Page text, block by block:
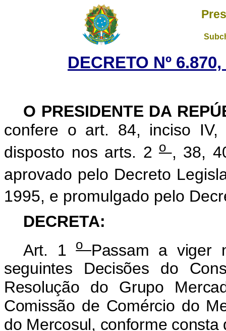
DECRETO Nº
O PRESIDENTE DA
confere o art. 84, inciso IV,
disposto nos arts. 2 o , 38,
aprovado pelo Decreto
1995, e promulgado pelo
DECRETA:
Art. 1o Passam a viger
seguintes Decisões do
Resolução do Grupo
Comissão de Comércio do
do Mercosul, conforme consta